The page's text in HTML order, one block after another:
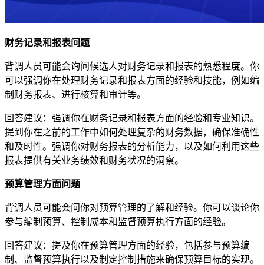
财务记录和报表问题
背调人员可能会询问候选人对财务记录和报表的熟悉程度。你
可以强调你在处理财务记录和报表方面的经验和技能，例如编
制财务报表、进行核算和审计等。
回答建议：强调你在财务记录和报表方面的经验和专业知识。
提到你在之前的工作中如何处理复杂的财务数据，确保准确性
和及时性。强调你对财务报表的分析能力，以及如何利用这些
报表提供有关业务绩效和财务状况的洞察。
预算管理方面问题
背调人员可能会问你对预算管理的了解和经验。你可以谈论你
参与编制预算、控制成本和监督预算执行方面的经验。
回答建议：提及你在预算管理方面的经验，包括参与预算编
制、监督预算执行以及制定控制措施来确保预算目标的实现。